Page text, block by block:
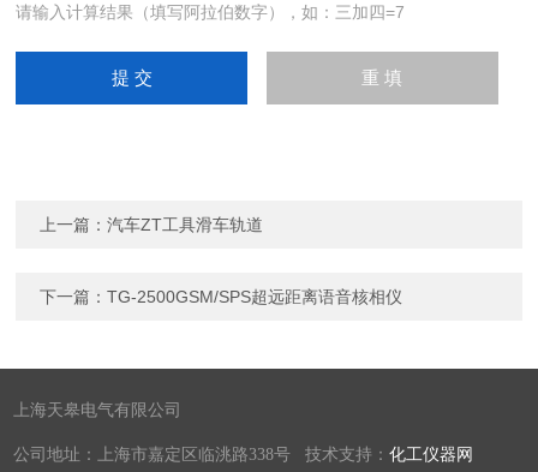
请输入计算结果（填写阿拉伯数字），如：三加四=7
上一篇：汽车ZT工具滑车轨道
下一篇：TG-2500GSM/SPS超远距离语音核相仪
上海天皋电气有限公司
公司地址：上海市嘉定区临洮路338号 技术支持：化工仪器网